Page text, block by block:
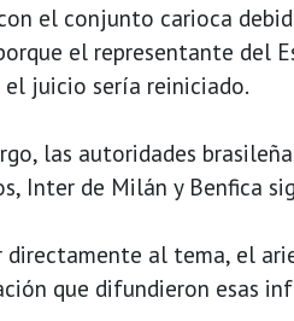
el conjunto carioca
el representante del
juicio sería reiniciado.
las autoridades
Inter de Milán y Benfica
directamente al tema, el
que difundieron esas